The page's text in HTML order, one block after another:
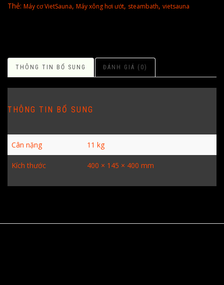
Thẻ: Máy cơ VietSauna, Máy xông hơi ướt, steambath, vietsauna
THÔNG TIN BỔ SUNG ĐÁNH GIÁ (0)
THÔNG TIN BỔ SUNG
Cân nặng 11 kg
Kích thước 400 × 145 × 400 mm